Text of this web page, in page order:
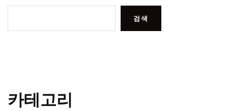
검색
카테고리